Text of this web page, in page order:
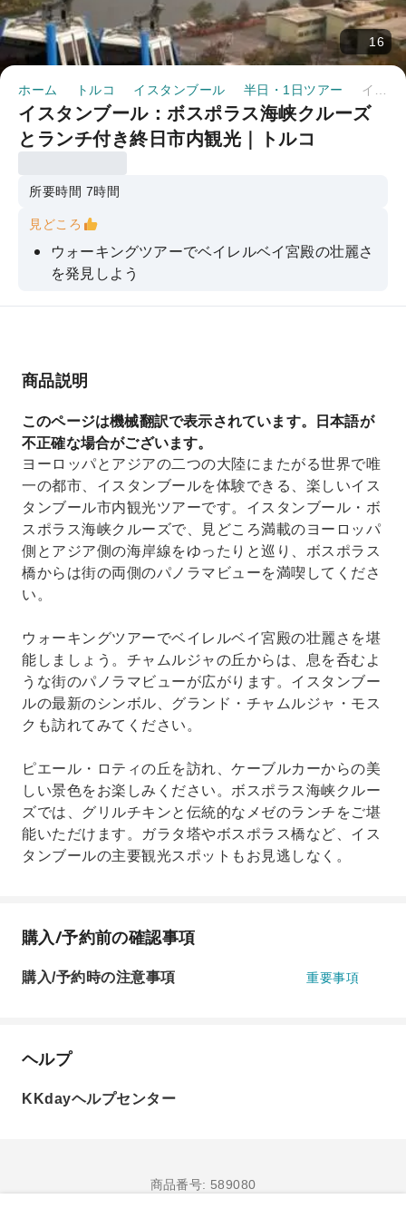
16
ホーム トルコ イスタンブール 半日・1日ツアー
イスタンブール：ボスポラス海峡クルーズ
とランチ付き終日市内観光｜トルコ
所要時間 7時間
見どころ
ウォーキングツアーでベイレルベイ宮殿の壮麗さ
を発見しよう
チャムリカの丘から街の素晴らしいパノラマビュ
の美しい景色をお楽しみください。
的なメゼのランチをお楽しみください。
ガラタ塔やボスポラス橋など、イスタンブールの
主要観光スポットをお見逃しなく。
商品説明
このページは機械翻訳で表示されています。日本語が
不正確な場合がございます。
ヨーロッパとアジアの二つの大陸にまたがる世界で唯
一の都市、イスタンブールを体験できる、楽しいイス
タンブール市内観光ツアーです。イスタンブール・ボ
スポラス海峡クルーズで、見どころ満載のヨーロッパ
側とアジア側の海岸線をゆったりと巡り、ボスポラス
橋からは街の両側のパノラマビューを満喫してくださ
い。
ウォーキングツアーでベイレルベイ宮殿の壮麗さを堪
能しましょう。チャムルジャの丘からは、息を呑むよ
うな街のパノラマビューが広がります。イスタンブー
ルの最新のシンボル、グランド・チャムルジャ・モス
クも訪れてみてください。
ピエール・ロティの丘を訪れ、ケーブルカーからの美
しい景色をお楽しみください。ボスポラス海峡クルー
ズでは、グリルチキンと伝統的なメゼのランチをご堪
能いただけます。ガラタ塔やボスポラス橋など、イス
タンブールの主要観光スポットもお見逃しなく。
購入/予約前の確認事項
購入/予約時の注意事項 重要事項
ヘルプ
KKdayヘルプセンター
商品番号: 589080